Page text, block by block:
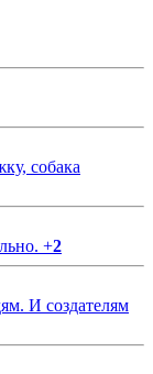
собака
+2
И создателям